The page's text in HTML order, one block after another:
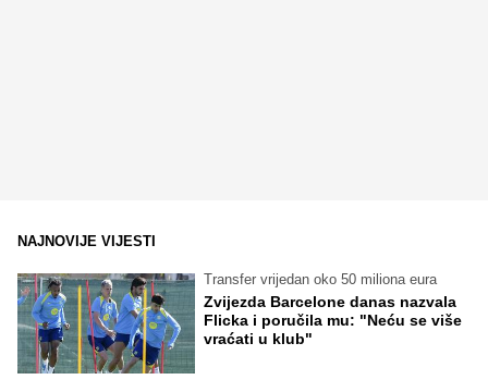
NAJNOVIJE VIJESTI
Transfer vrijedan oko 50 miliona eura
Zvijezda Barcelone danas nazvala
Flicka i poručila mu: "Neću se više
vraćati u klub"